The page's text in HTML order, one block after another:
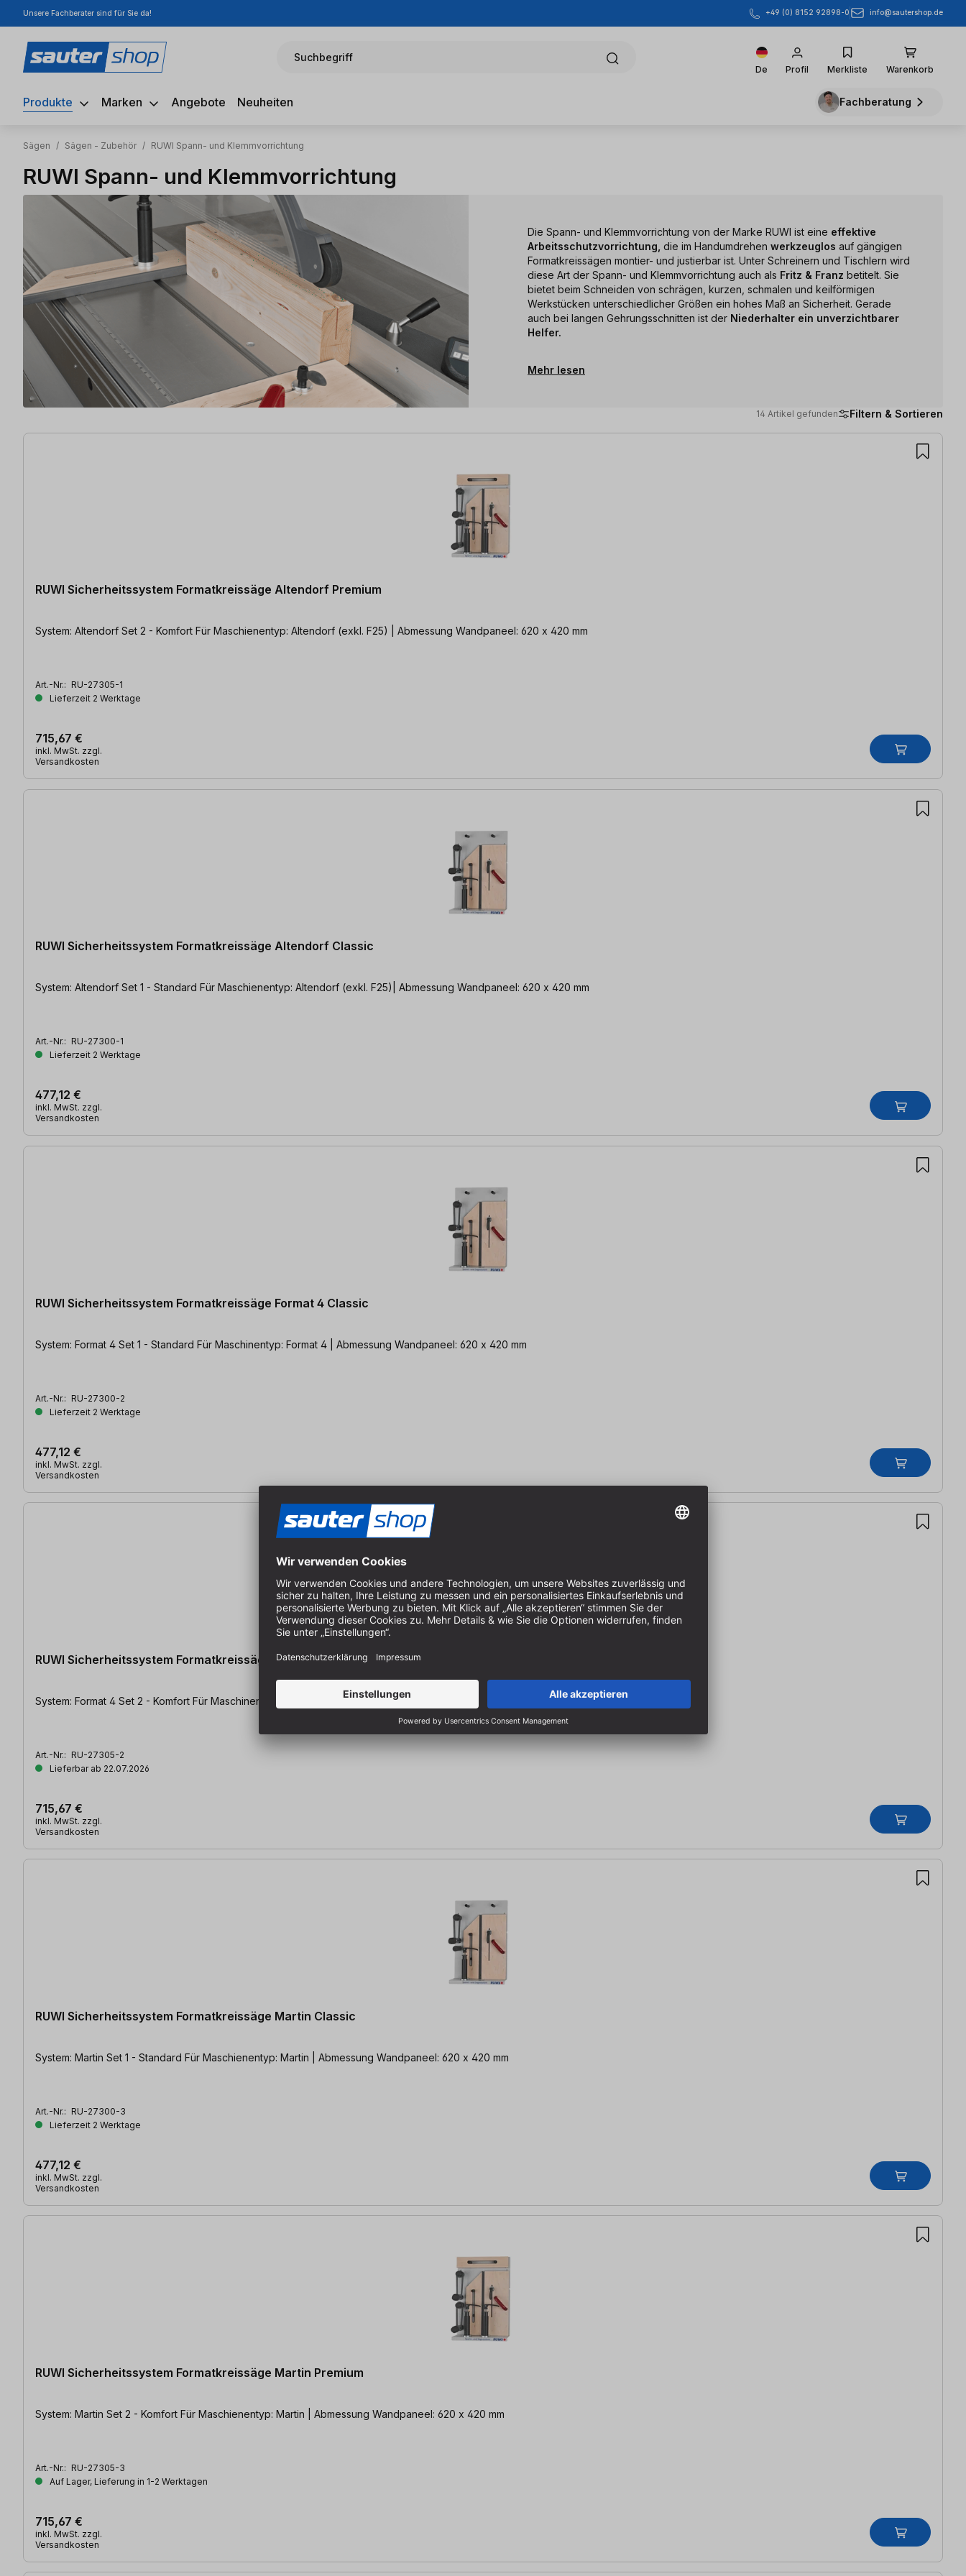
Hauptinhalt springen
Zur Suche springen
Zur Hauptnavigation springen
Unsere Fachberater sind für Sie da! +49 (0) 8152 92898-0 info@sautershop.de
Suchbegriff
De Profil Merkliste Warenkorb
Produkte Marken Angebote Neuheiten Fachberatung
Sägen / Sägen - Zubehör / RUWI Spann- und Klemmvorrichtung
RUWI Spann- und Klemmvorrichtung
Die Spann- und Klemmvorrichtung von der Marke RUWI ist eine effektive
Arbeitsschutzvorrichtung, die im Handumdrehen werkzeuglos auf gängigen
Formatkreissägen montier- und justierbar ist. Unter Schreinern und Tischlern wird
diese Art der Spann- und Klemmvorrichtung auch als Fritz & Franz betitelt. Sie
bietet beim Schneiden von schrägen, kurzen, schmalen und keilförmigen
Werkstücken unterschiedlicher Größen ein hohes Maß an Sicherheit. Gerade
auch bei langen Gehrungsschnitten ist der Niederhalter ein unverzichtbarer
Helfer.
Mehr lesen
14 Artikel gefunden Filtern & Sortieren
14 Artikel gefunden
RUWI Sicherheitssystem Formatkreissäge Altendorf Premium
System: Altendorf Set 2 - Komfort Für Maschienentyp: Altendorf (exkl. F25) | Abmessung Wandpaneel: 620 x 420 mm
Art.-Nr.: RU-27305-1
Lieferzeit 2 Werktage
715,67 €
inkl. MwSt. zzgl.
Versandkosten
RUWI Sicherheitssystem Formatkreissäge Altendorf Classic
System: Altendorf Set 1 - Standard Für Maschienentyp: Altendorf (exkl. F25)| Abmessung Wandpaneel: 620 x 420 mm
Art.-Nr.: RU-27300-1
Lieferzeit 2 Werktage
477,12 €
inkl. MwSt. zzgl.
Versandkosten
RUWI Sicherheitssystem Formatkreissäge Format 4 Classic
System: Format 4 Set 1 - Standard Für Maschinentyp: Format 4 | Abmessung Wandpaneel: 620 x 420 mm
Art.-Nr.: RU-27300-2
Lieferzeit 2 Werktage
477,12 €
inkl. MwSt. zzgl.
Versandkosten
RUWI Sicherheitssystem Formatkreissäge Format 4 Premium
System: Format 4 Set 2 - Komfort Für Maschinentyp: Format 4 | Abmessung Wandpaneel: 620 x 420 mm
Art.-Nr.: RU-27305-2
Lieferbar ab 22.07.2026
715,67 €
inkl. MwSt. zzgl.
Versandkosten
RUWI Sicherheitssystem Formatkreissäge Martin Classic
System: Martin Set 1 - Standard Für Maschienentyp: Martin | Abmessung Wandpaneel: 620 x 420 mm
Art.-Nr.: RU-27300-3
Lieferzeit 2 Werktage
477,12 €
inkl. MwSt. zzgl.
Versandkosten
RUWI Sicherheitssystem Formatkreissäge Martin Premium
System: Martin Set 2 - Komfort Für Maschienentyp: Martin | Abmessung Wandpaneel: 620 x 420 mm
Art.-Nr.: RU-27305-3
Auf Lager, Lieferung in 1-2 Werktagen
715,67 €
inkl. MwSt. zzgl.
Versandkosten